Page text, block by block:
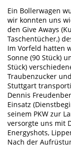
Ein Bollerwagen
wir konnten uns
den Give Aways
Taschentücher,)
Im Vorfeld hatten
Sonne (90 Stück)
Stück)
Traubenzucker
Stuttgart
Dennis
Einsatz
seinem PKW zur
versorgte uns mit
Energyshots,
Nach der